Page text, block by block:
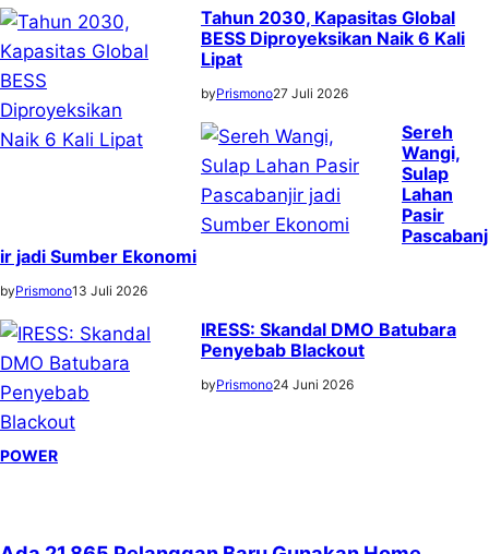
Tahun 2030, Kapasitas Global
BESS Diproyeksikan Naik 6 Kali
Lipat
byPrismono27 Juli 2026
Sereh
Wangi,
Sulap
Lahan
Pasir
Pascabanj
ir jadi Sumber Ekonomi
byPrismono13 Juli 2026
IRESS: Skandal DMO Batubara
Penyebab Blackout
byPrismono24 Juni 2026
POWER